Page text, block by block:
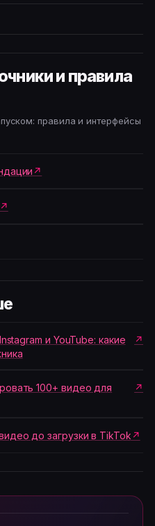
и правила
правила и интерфейсы
и YouTube: какие
100+ видео для
до загрузки в TikTok